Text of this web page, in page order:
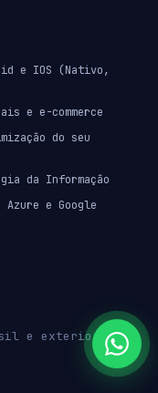
e IOS (Nativo,
e e-commerce
do seu
da Informação
e Google
e exterior